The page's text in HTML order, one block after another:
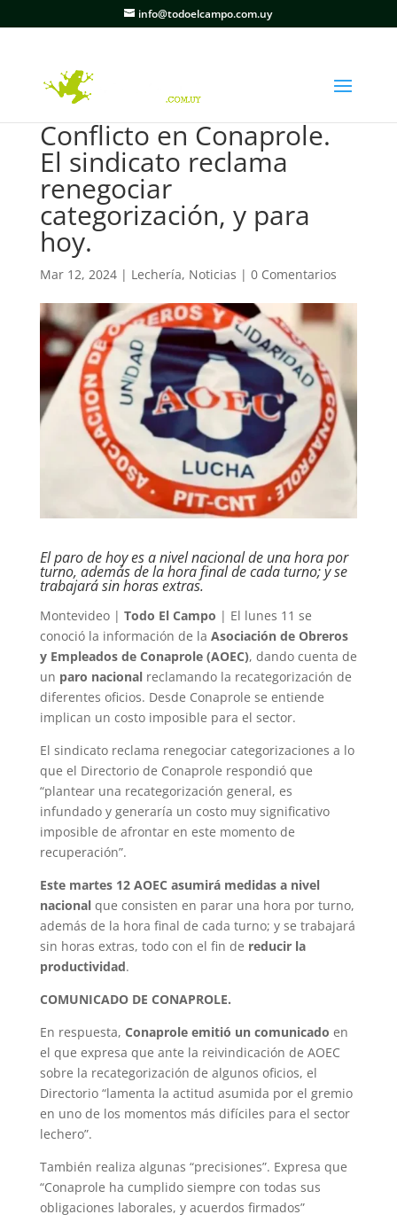
info@todoelcampo.com.uy
Conflicto en Conaprole.
El sindicato reclama
renegociar
categorización, y para
hoy.
Mar 12, 2024| Lechería, Noticias | 0 Comentarios
El paro de hoy es a nivel nacional de una hora por
turno, además de la hora final de cada turno; y se
trabajará sin horas extras.
Montevideo | Todo El Campo | El lunes 11 se
conoció la información de la Asociación de Obreros
y Empleados de Conaprole (AOEC), dando cuenta de
un paro nacionalreclamando la recategorización de
diferentes oficios. Desde Conaprole se entiende
implican un costo imposible para el sector.
El sindicato reclama renegociar categorizaciones a lo
que el Directorio de Conaprole respondió que
“plantear una recategorización general, es
infundado y generaría un costo muy significativo
imposible de afrontar en este momento de
recuperación”.
Este martes 12 AOEC asumirá medidas a nivel
nacionalque consisten en parar una hora por turno,
además de la hora final de cada turno; y se trabajará
sin horas extras, todo con el fin de reducir la
productividad.
COMUNICADO DE CONAPROLE.
En respuesta, Conaprole emitió un comunicado en
el que expresa que ante la reivindicación de AOEC
sobre la recategorización de algunos oficios, el
Directorio “lamenta la actitud asumida por el gremio
en uno de los momentos más difíciles para el sector
lechero”.
También realiza algunas “precisiones”. Expresa que
“Conaprole ha cumplido siempre con todas sus
obligaciones laborales, y acuerdos firmados”